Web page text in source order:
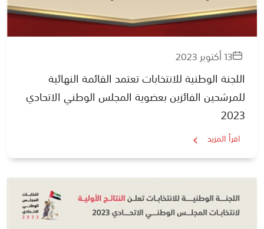
13 أكتوبر 2023
اللجنة الوطنية للانتخابات تعتمد القائمة النهائية
للمرشحين الفائزين بعضوية المجلس الوطني الاتحادي
2023
اقرأ المزيد